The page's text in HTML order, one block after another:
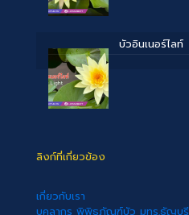
บัวอินเนอร์ไลท์
ลิงก์ที่เกี่ยวข้อง
เกี่ยวกับเรา
บุคลากร พิพิธภัณฑ์บัว มทร.ธัญบุรี